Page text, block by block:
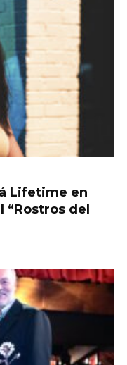
Lifetime en
“Rostros del